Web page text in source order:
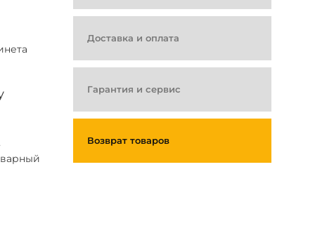
Доставка и оплата
Гарантия и сервис
Возврат товаров